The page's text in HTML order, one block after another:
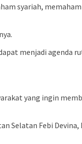
syariah,
menjadi agenda
yang ingin
Selatan Febi Devina,